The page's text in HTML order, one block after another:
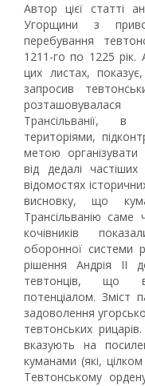
Автор цієї статті
Угорщини з
перебування
1211-го по 1225 рік.
цих листах,
запросив
Трансільванії, в
територіями,
метою організувати
від дедалі
відомостях
висновку, що
Трансільванію
кочівників
оборонної системи
рішення Андрія II
тевтонців, що
потенціалом. Зміст
задоволення
тевтонських
вказують на
куманами (які,
Тевтонському